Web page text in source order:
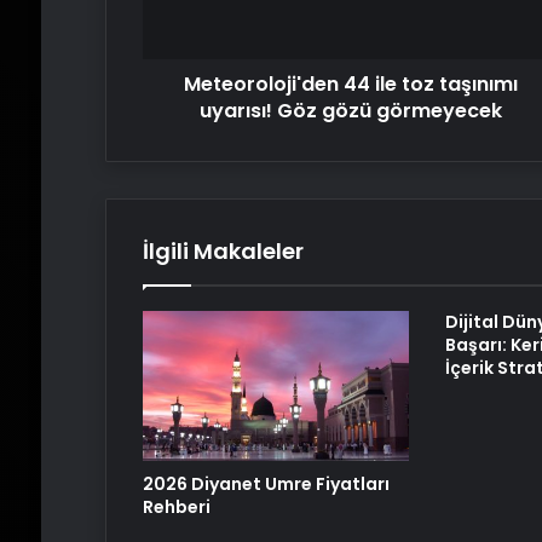
Meteoroloji'den 44 ile toz taşınımı
uyarısı! Göz gözü görmeyecek
İlgili Makaleler
2026 Diyanet Umre Fiyatları
Rehberi
Dijital
Başarı:
İçerik